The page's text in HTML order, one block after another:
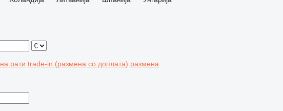
на рати trade-in (размена со доплата) размена